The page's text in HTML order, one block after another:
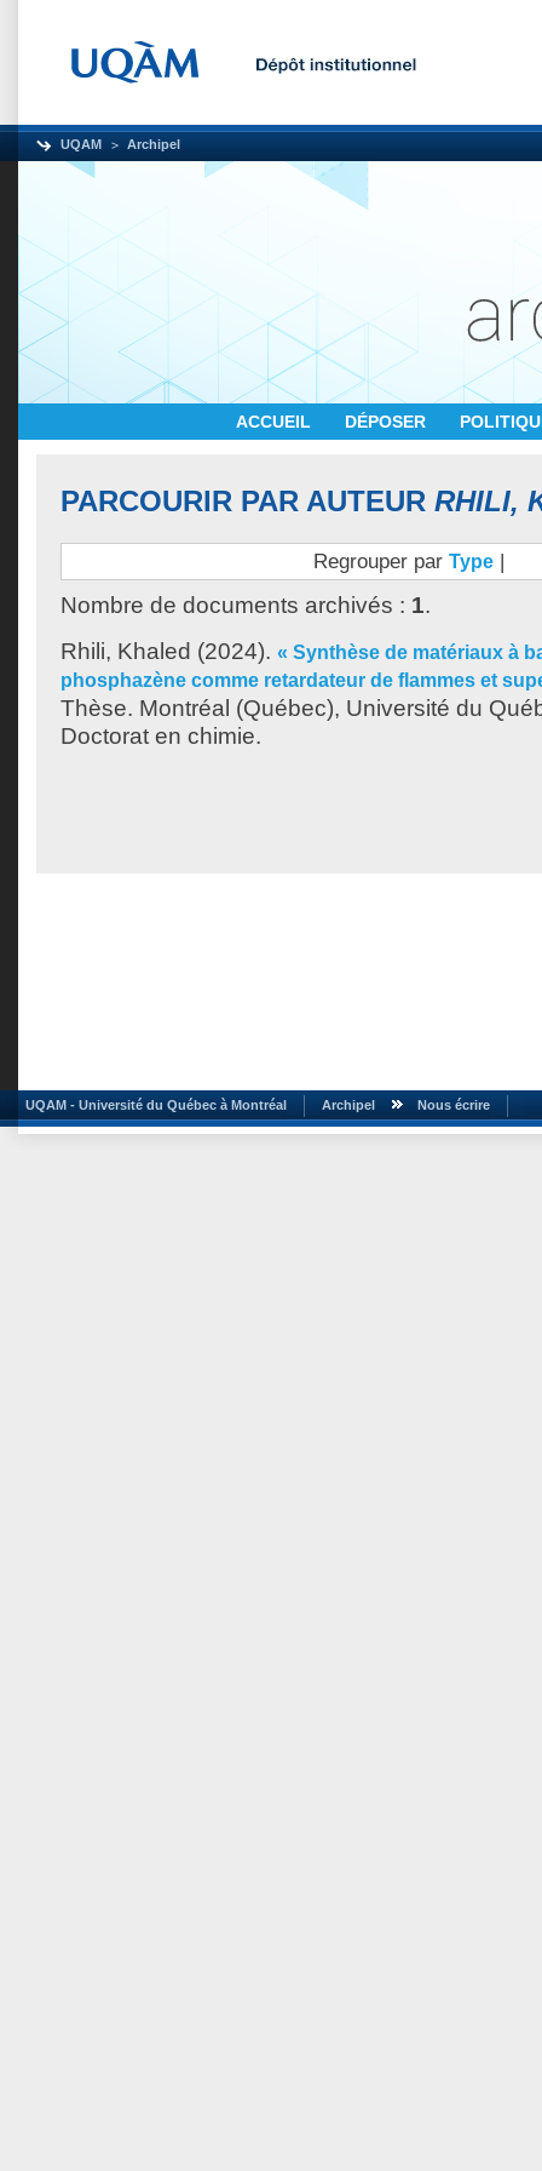
UQAM Archipel
ACCUEIL DÉPOSER
PARCOURIR PAR AUTEUR RHILI,
Regrouper par Type |
Nombre de documents archivés : 1.
Rhili, Khaled (2024). « Synthèse de matériaux à
phosphazène comme retardateur de flammes et
Thèse. Montréal (Québec), Université du
Doctorat en chimie.
UQAM - Université du Québec à Montréal Archipel Nous écrire